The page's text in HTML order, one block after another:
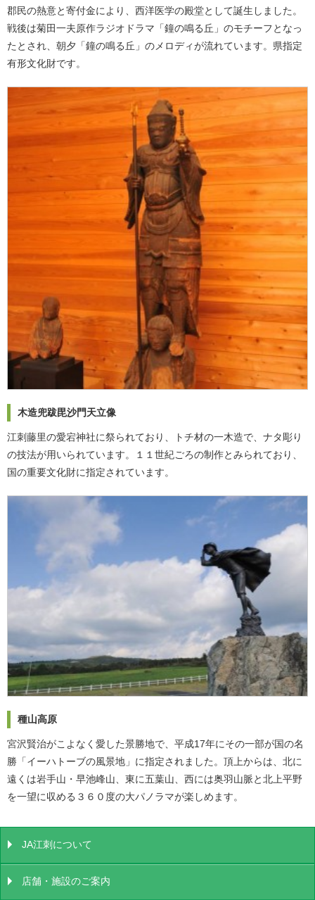
郡民の熱意と寄付金により、西洋医学の殿堂として誕生しました。
戦後は菊田一夫原作ラジオドラマ「鐘の鳴る丘」のモチーフとなっ
たとされ、朝夕「鐘の鳴る丘」のメロディが流れています。県指定
有形文化財です。
木造兜跋毘沙門天立像
江刺藤里の愛宕神社に祭られており、トチ材の一木造で、ナタ彫り
の技法が用いられています。１１世紀ごろの制作とみられており、
国の重要文化財に指定されています。
種山高原
宮沢賢治がこよなく愛した景勝地で、平成17年にその一部が国の名
勝「イーハトーブの風景地」に指定されました。頂上からは、北に
遠くは岩手山・早池峰山、東に五葉山、西には奥羽山脈と北上平野
を一望に収める３６０度の大パノラマが楽しめます。
JA江刺について
店舗・施設のご案内